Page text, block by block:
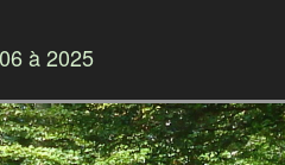
à 2025